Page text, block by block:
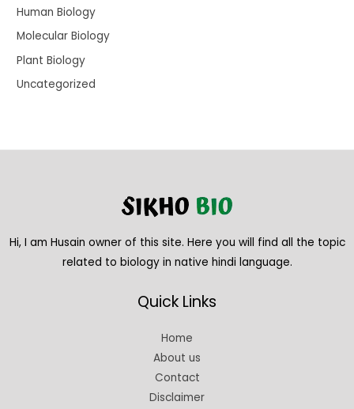
Human Biology
Molecular Biology
Plant Biology
Uncategorized
Hi, I am Husain owner of this site. Here you will find all the topic
related to biology in native hindi language.
Quick Links
Home
About us
Contact
Disclaimer